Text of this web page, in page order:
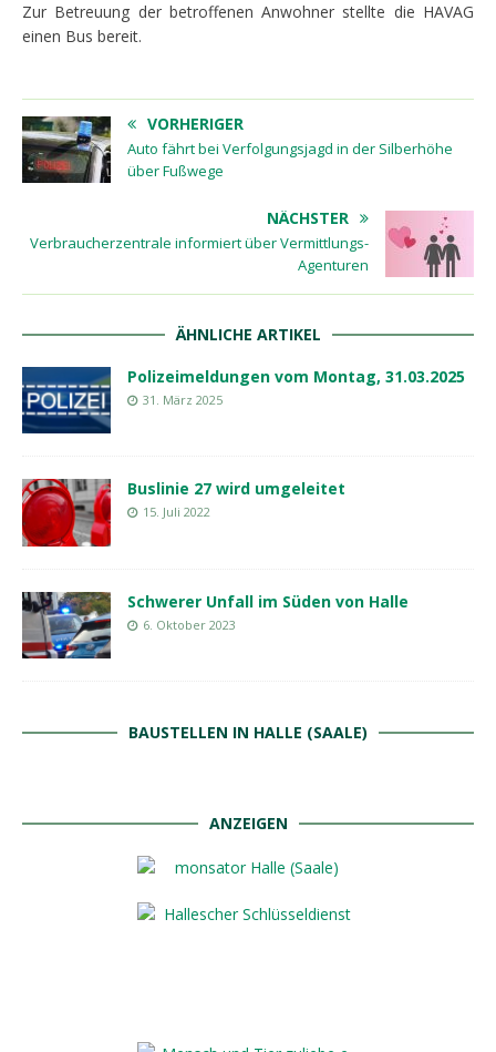
Zur Betreuung der betroffenen Anwohner stellte die HAVAG
einen Bus bereit.
VORHERIGER
Auto fährt bei Verfolgungsjagd in der Silberhöhe
über Fußwege
NÄCHSTER
Verbraucherzentrale informiert über Vermittlungs-
Agenturen
ÄHNLICHE ARTIKEL
Polizeimeldungen vom Montag, 31.03.2025
31. März 2025
Buslinie 27 wird umgeleitet
15. Juli 2022
Schwerer Unfall im Süden von Halle
6. Oktober 2023
BAUSTELLEN IN HALLE (SAALE)
ANZEIGEN